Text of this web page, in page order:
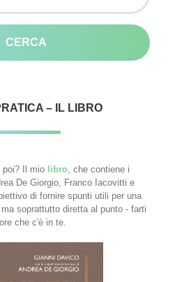
– IL LIBRO
poi? Il mio libro , che contiene i
De Giorgio, Franco Iacovitti e
di fornire spunti utili per una
soprattutto diretta al punto - farti
che c'è in te.